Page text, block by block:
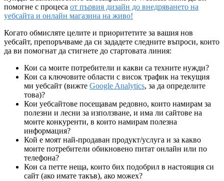
помогне с процеса от първия дизайн до внедряването на
уебсайта и онлайн магазина на живо!
Когато обмисляте целите и приоритетите за вашия нов
уебсайт, препоръчваме да си зададете следните въпроси, които
да ви помогнат да стигнете до стартовата линия:
Кои са моите потребители и какви са техните нужди?
Кои са ключовите области с висок трафик на текущия
ми уебсайт (вижте Google Analytics, за да определите
това)?
Кои уебсайтове посещавам редовно, които намирам за
полезни и лесни за използване, и има ли сайтове на
моите конкуренти, в които намирам полезна
информация?
Кой е моят най-продаван продукт/услуга и за какво
моите потребители обикновено питат онлайн или по
телефона?
Кои са петте неща, които бих подобрил в настоящия си
сайт (ако имате такъв), ако можех?